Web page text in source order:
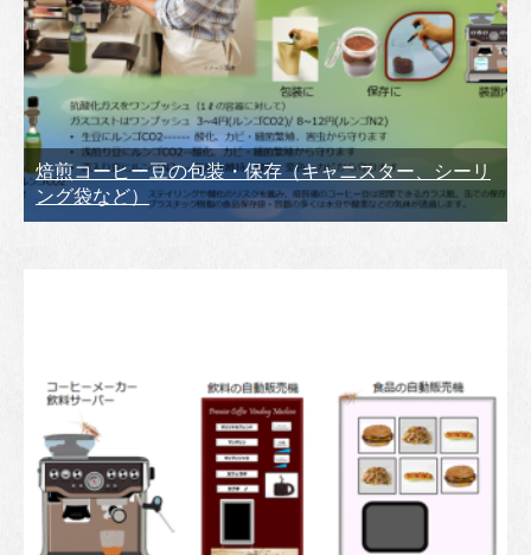
焙煎コーヒー豆の包装・保存（キャニスター、シーリ
ング袋など）